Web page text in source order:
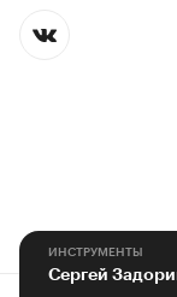
ИНСТРУМЕНТЫ